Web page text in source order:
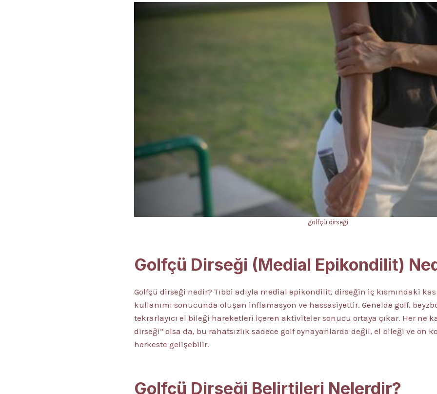
golfçü dirseği
Golfçü Dirseği (Medial Epikondilit)
Golfçü dirseği nedir? Tıbbi adıyla medial epikondilit, dirseğin iç kısmındaki kas
kullanımı sonucunda oluşan inflamasyon ve hassasiyettir. Genelde golf,
tekrarlayıcı el bileği hareketleri içeren aktiviteler sonucu ortaya çıkar. Her ne
dirseği” olsa da, bu rahatsızlık sadece golf oynayanlarda değil, el bileği ve ön
herkeste gelişebilir.
Golfçü Dirseği Belirtileri Nelerdir?